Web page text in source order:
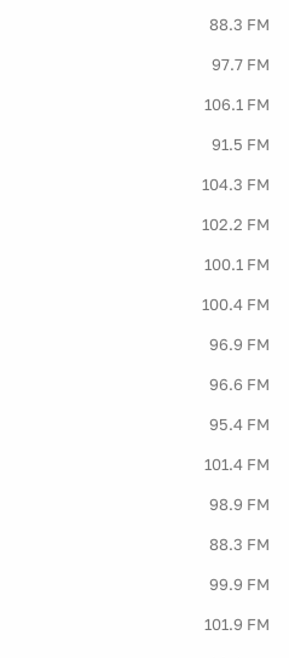
88.3 FM
97.7 FM
106.1 FM
91.5 FM
104.3 FM
102.2 FM
100.1 FM
100.4 FM
96.9 FM
96.6 FM
95.4 FM
101.4 FM
98.9 FM
88.3 FM
99.9 FM
101.9 FM